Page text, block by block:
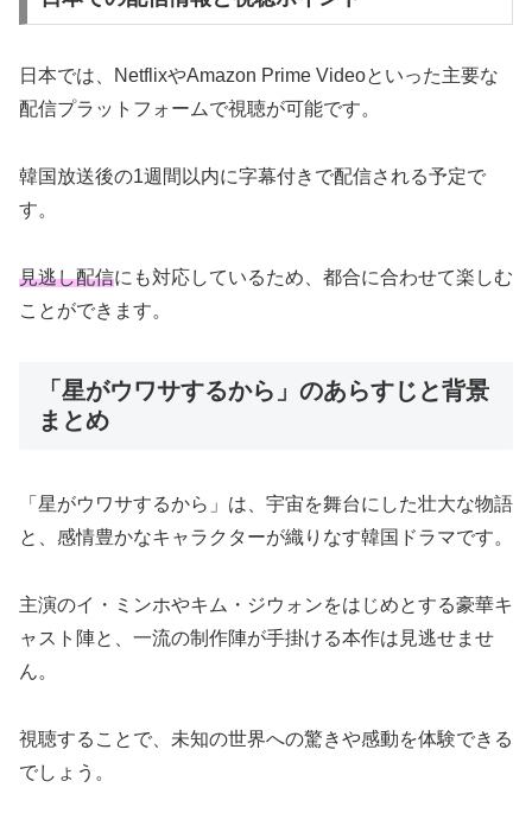
日本では、NetflixやAmazon Prime Videoといった主要な
配信プラットフォームで視聴が可能です。
韓国放送後の1週間以内に字幕付きで配信される予定で
す。
見逃し配信にも対応しているため、都合に合わせて楽しむ
ことができます。
「星がウワサするから」のあらすじと背景
まとめ
「星がウワサするから」は、宇宙を舞台にした壮大な物語
と、感情豊かなキャラクターが織りなす韓国ドラマです。
主演のイ・ミンホやキム・ジウォンをはじめとする豪華キ
ャスト陣と、一流の制作陣が手掛ける本作は見逃せませ
ん。
視聴することで、未知の世界への驚きや感動を体験できる
でしょう。